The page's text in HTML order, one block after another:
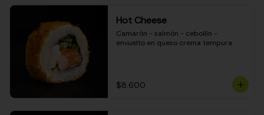
Hot Cheese
Camarón - salmón - cebollín -
envuelto en queso crema tempura
$8.600